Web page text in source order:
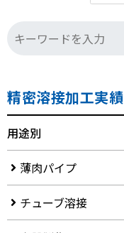
精密溶接加工実績
用途別
薄肉パイプ
チューブ溶接